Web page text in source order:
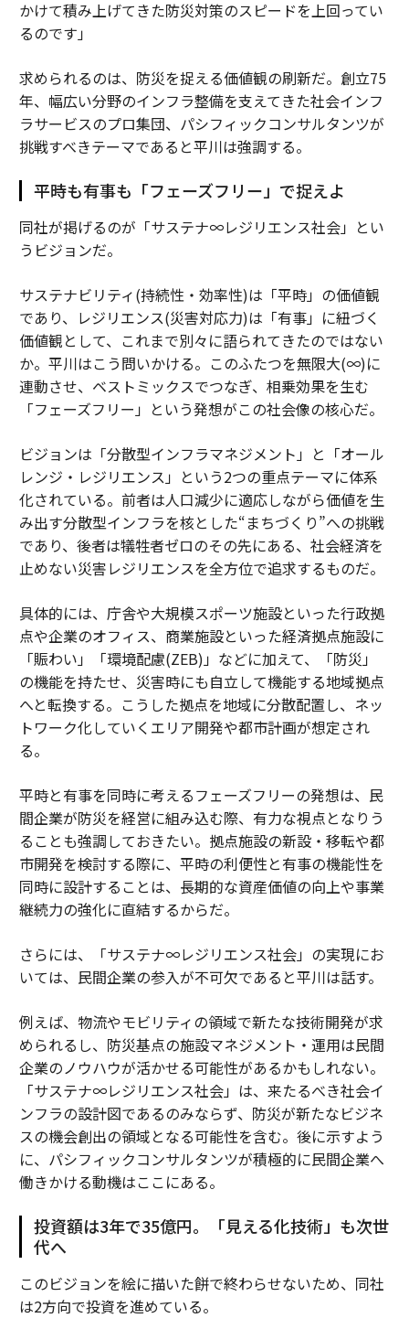
かけて積み上げてきた防災対策のスピードを上回ってい
るのです」
求められるのは、防災を捉える価値観の刷新だ。創立75
年、幅広い分野のインフラ整備を支えてきた社会インフ
ラサービスのプロ集団、パシフィックコンサルタンツが
挑戦すべきテーマであると平川は強調する。
平時も有事も「フェーズフリー」で捉えよ
同社が掲げるのが「サステナ∞レジリエンス社会」とい
うビジョンだ。
サステナビリティ(持続性・効率性)は「平時」の価値観
であり、レジリエンス(災害対応力)は「有事」に紐づく
価値観として、これまで別々に語られてきたのではない
か。平川はこう問いかける。このふたつを無限大(∞)に
連動させ、ベストミックスでつなぎ、相乗効果を生む
「フェーズフリー」という発想がこの社会像の核心だ。
ビジョンは「分散型インフラマネジメント」と「オール
レンジ・レジリエンス」という2つの重点テーマに体系
化されている。前者は人口減少に適応しながら価値を生
み出す分散型インフラを核とした“まちづくり”への挑戦
であり、後者は犠牲者ゼロのその先にある、社会経済を
止めない災害レジリエンスを全方位で追求するものだ。
具体的には、庁舎や大規模スポーツ施設といった行政拠
点や企業のオフィス、商業施設といった経済拠点施設に
「賑わい」「環境配慮(ZEB)」などに加えて、「防災」
の機能を持たせ、災害時にも自立して機能する地域拠点
へと転換する。こうした拠点を地域に分散配置し、ネッ
トワーク化していくエリア開発や都市計画が想定され
る。
平時と有事を同時に考えるフェーズフリーの発想は、民
間企業が防災を経営に組み込む際、有力な視点となりう
ることも強調しておきたい。拠点施設の新設・移転や都
市開発を検討する際に、平時の利便性と有事の機能性を
同時に設計することは、長期的な資産価値の向上や事業
継続力の強化に直結するからだ。
さらには、「サステナ∞レジリエンス社会」の実現にお
いては、民間企業の参入が不可欠であると平川は話す。
例えば、物流やモビリティの領域で新たな技術開発が求
められるし、防災基点の施設マネジメント・運用は民間
企業のノウハウが活かせる可能性があるかもしれない。
「サステナ∞レジリエンス社会」は、来たるべき社会イ
ンフラの設計図であるのみならず、防災が新たなビジネ
スの機会創出の領域となる可能性を含む。後に示すよう
に、パシフィックコンサルタンツが積極的に民間企業へ
働きかける動機はここにある。
投資額は3年で35億円。「見える化技術」も次世
代へ
このビジョンを絵に描いた餅で終わらせないため、同社
は2方向で投資を進めている。